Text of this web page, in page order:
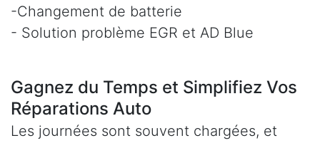
-Changement de batterie
- Solution problème EGR et AD Blue
Gagnez du Temps et Simplifiez Vos
Réparations Auto
Les journées sont souvent chargées, et